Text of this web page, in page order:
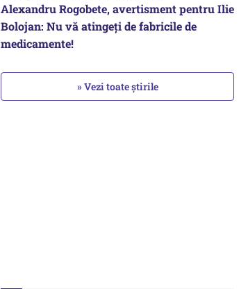
Alexandru Rogobete, avertisment pentru Ilie
Bolojan: Nu vă atingeți de fabricile de
medicamente!
» Vezi toate știrile